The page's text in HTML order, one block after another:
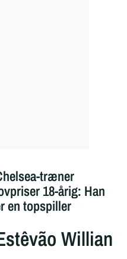
træner
18-årig: Han
en topspiller
Willian